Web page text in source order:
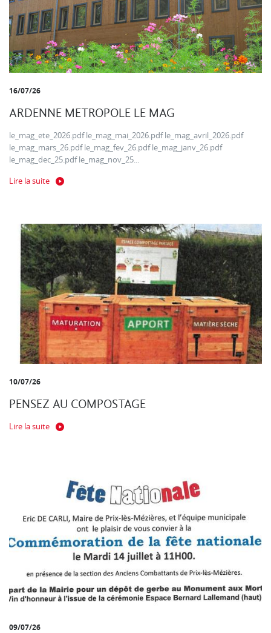
16/07/26
ARDENNE METROPOLE LE MAG
le_mag_ete_2026.pdf le_mag_mai_2026.pdf le_mag_avril_2026.pdf
le_mag_mars_26.pdf le_mag_fev_26.pdf le_mag_janv_26.pdf
le_mag_dec_25.pdf le_mag_nov_25...
Lire la suite
10/07/26
PENSEZ AU COMPOSTAGE
Lire la suite
09/07/26